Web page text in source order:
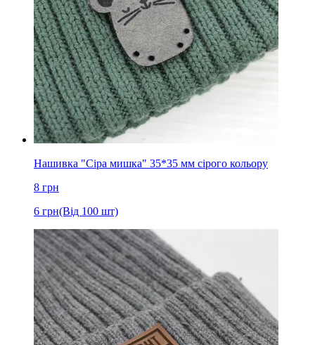
Нашивка "Сіра мишка" 35*35 мм сірого кольору
8 грн
6 грн(Від 100 шт)